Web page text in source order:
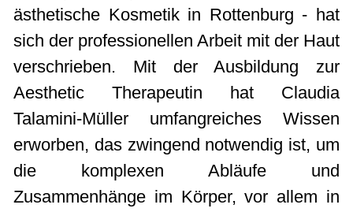
ästhetische Kosmetik in Rottenburg - hat
sich der professionellen Arbeit mit der Haut
verschrieben. Mit der Ausbildung zur
Aesthetic Therapeutin hat Claudia
Talamini-Müller umfangreiches Wissen
erworben, das zwingend notwendig ist, um
die komplexen Abläufe und
Zusammenhänge im Körper, vor allem in